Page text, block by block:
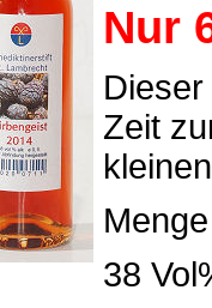
Nur
Zeit
38